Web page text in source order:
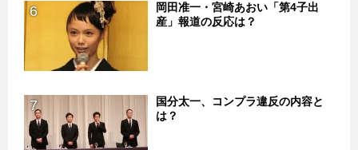
6
岡田准一・宮崎あおい「第4子出
産」報道の反応は？
7
国分太一、コンプラ違反の内容と
は？